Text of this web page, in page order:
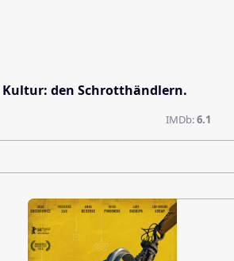
den Schrotthändlern.
IMDb:6.1